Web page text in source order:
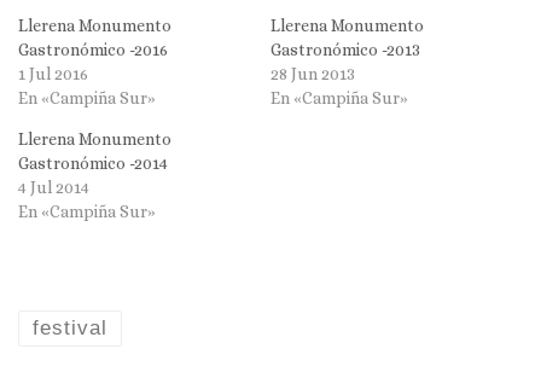
Llerena Monumento
Gastronómico -2016
1 Jul 2016
En «Campiña Sur»
Llerena Monumento
Gastronómico -2013
28 Jun 2013
En «Campiña Sur»
Llerena Monumento
Gastronómico -2014
4 Jul 2014
En «Campiña Sur»
festival